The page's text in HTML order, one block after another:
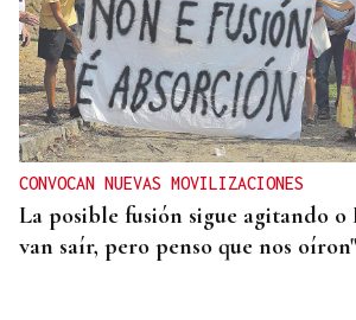
CONVOCAN NUEVAS MOVILIZACIONES
La posible fusión sigue agitando
van saír, pero penso que nos oíron"